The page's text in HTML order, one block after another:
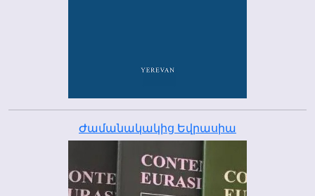
Ժամանակակից Եվրասիա